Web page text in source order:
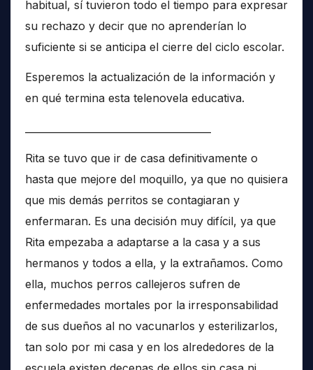
habitual, sí tuvieron todo el tiempo para expresar
su rechazo y decir que no aprenderían lo
suficiente si se anticipa el cierre del ciclo escolar.
Esperemos la actualización de la información y
en qué termina esta telenovela educativa.
Rita se tuvo que ir de casa definitivamente o
hasta que mejore del moquillo, ya que no quisiera
que mis demás perritos se contagiaran y
enfermaran. Es una decisión muy difícil, ya que
Rita empezaba a adaptarse a la casa y a sus
hermanos y todos a ella, y la extrañamos. Como
ella, muchos perros callejeros sufren de
enfermedades mortales por la irresponsabilidad
de sus dueños al no vacunarlos y esterilizarlos,
tan solo por mi casa y en los alrededores de la